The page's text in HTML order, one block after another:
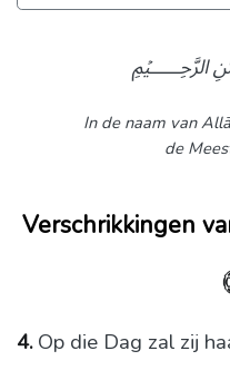
In de naam van
de
Verschrikkingen
4.Op die Dag zal zij